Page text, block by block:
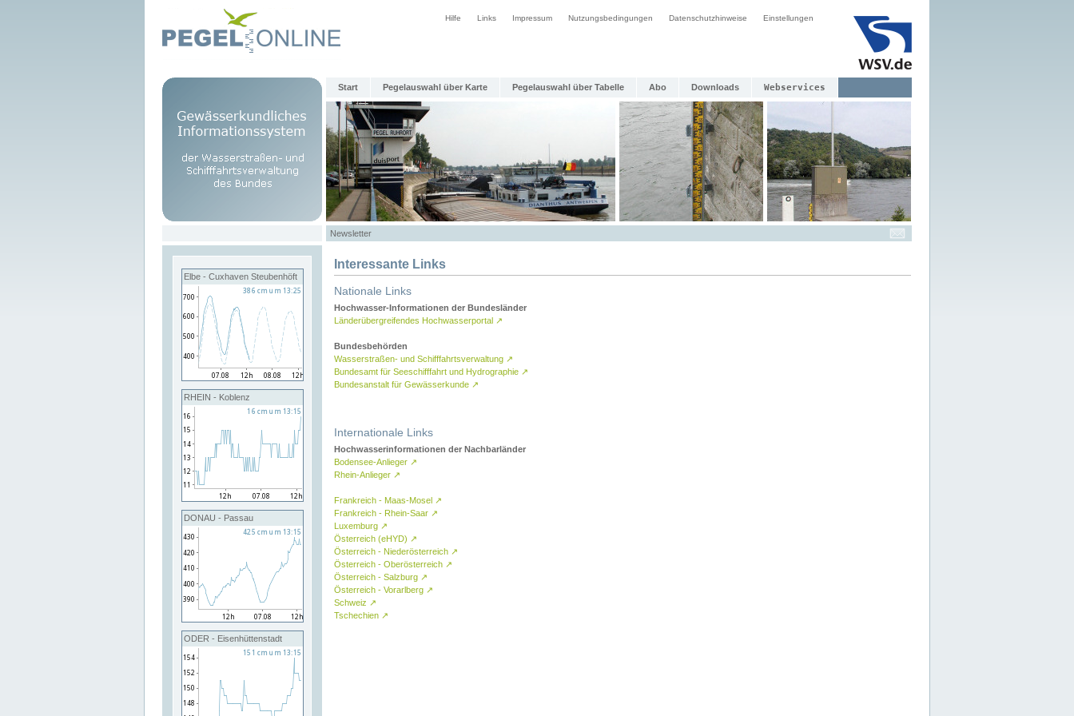
Hilfe Links Impressum Nutzungsbedingungen Datenschutzhinweise Einstellungen
Start Pegelauswahl über Karte Pegelauswahl über Tabelle Abo Downloads Webservices
Newsletter
Elbe - Cuxhaven Steubenhöft
RHEIN - Koblenz
DONAU - Passau
ODER - Eisenhüttenstadt
Interessante Links
Nationale Links
Hochwasser-Informationen der Bundesländer
Länderübergreifendes Hochwasserportal ↗
Bundesbehörden
Wasserstraßen- und Schifffahrtsverwaltung ↗
Bundesamt für Seeschifffahrt und Hydrographie ↗
Bundesanstalt für Gewässerkunde ↗
Internationale Links
Hochwasserinformationen der Nachbarländer
Bodensee-Anlieger ↗
Rhein-Anlieger ↗
Frankreich - Maas-Mosel ↗
Frankreich - Rhein-Saar ↗
Luxemburg ↗
Österreich (eHYD) ↗
Österreich - Niederösterreich ↗
Österreich - Oberösterreich ↗
Österreich - Salzburg ↗
Österreich - Vorarlberg ↗
Schweiz ↗
Tschechien ↗